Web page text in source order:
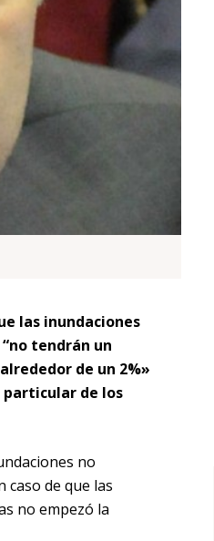
las inundaciones
“no tendrán un
de un 2%»
particular de los
no
de que las
no empezó la